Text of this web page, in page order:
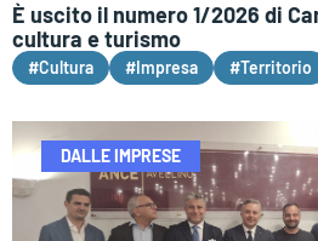
È uscito il numero 1/2026 di
cultura e turismo
#Cultura #Impresa #Territorio
DALLE IMPRESE